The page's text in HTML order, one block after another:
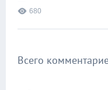
680
Всего